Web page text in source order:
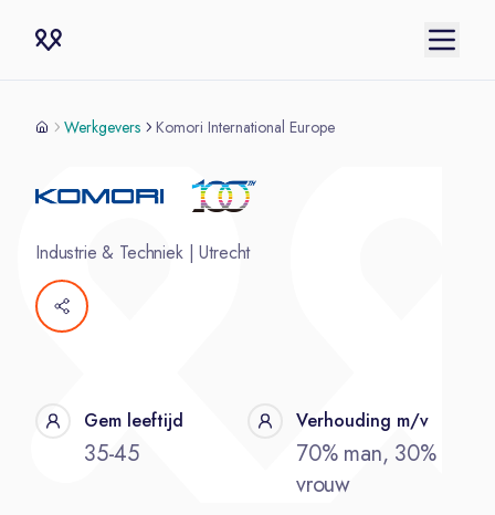
Werkgevers Komori International Europe
Industrie & Techniek|Utrecht
Gem leeftijd
35-45
Verhouding m/v
70% man, 30%
vrouw